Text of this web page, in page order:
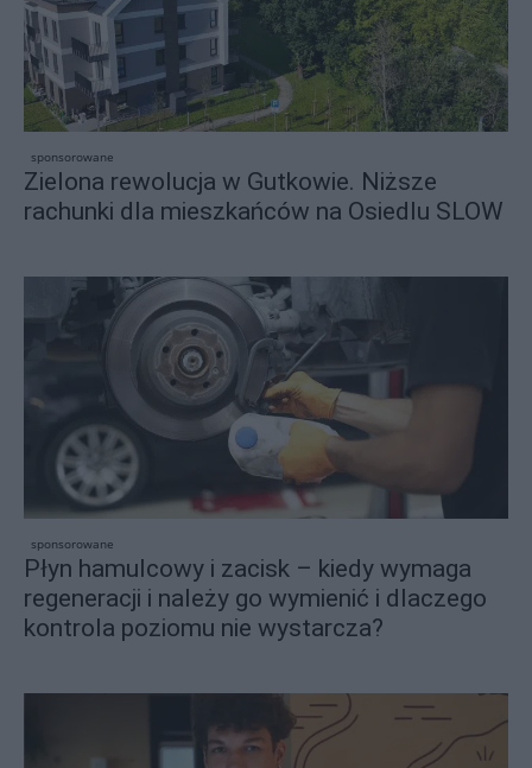
sponsorowane
Zielona rewolucja w Gutkowie. Niższe
rachunki dla mieszkańców na Osiedlu SLOW
sponsorowane
Płyn hamulcowy i zacisk – kiedy wymaga
regeneracji i należy go wymienić i dlaczego
kontrola poziomu nie wystarcza?